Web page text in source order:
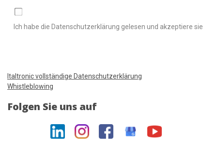
Ich habe die Datenschutzerklärung gelesen und akzeptiere sie
Italtronic vollständige Datenschutzerklärung
Whistleblowing
Folgen Sie uns auf